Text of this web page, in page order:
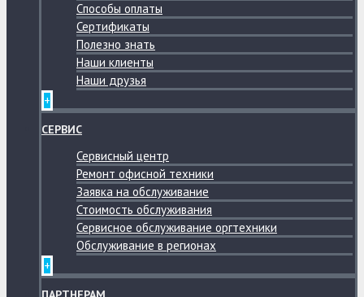
Способы оплаты
Сертификаты
Полезно знать
Наши клиенты
Наши друзья
+
СЕРВИС
Сервисный центр
Ремонт офисной техники
Заявка на обслуживание
Стоимость обслуживания
Сервисное обслуживание оргтехники
Обслуживание в регионах
+